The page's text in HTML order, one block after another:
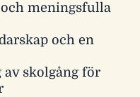
meningsfulla
och en
skolgång för